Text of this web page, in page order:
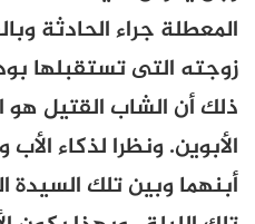
المعطلة جراء الحادثة
زوجته التى تستقبلها
ذلك أن الشاب القتيل هو
الأبوين. ونظرا لذكاء
أبنهما وبين تلك السيدة